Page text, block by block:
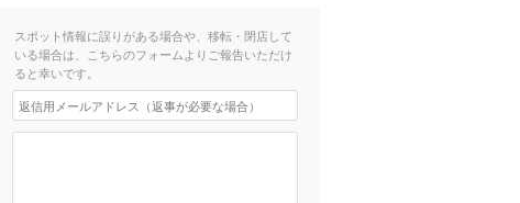
スポット情報に誤りがある場合や、移転・閉店して
いる場合は、こちらのフォームよりご報告いただけ
ると幸いです。